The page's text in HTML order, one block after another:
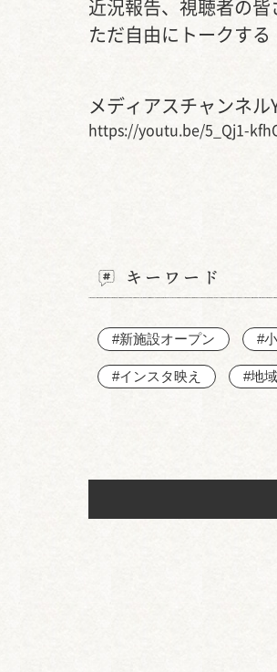
近況報告、視聴者の
ただ自由にトークする
メディアスチャンネ
https://youtu.be/5_Qj1-
キーワード
#新施設オープン #
#インスタ映え #地